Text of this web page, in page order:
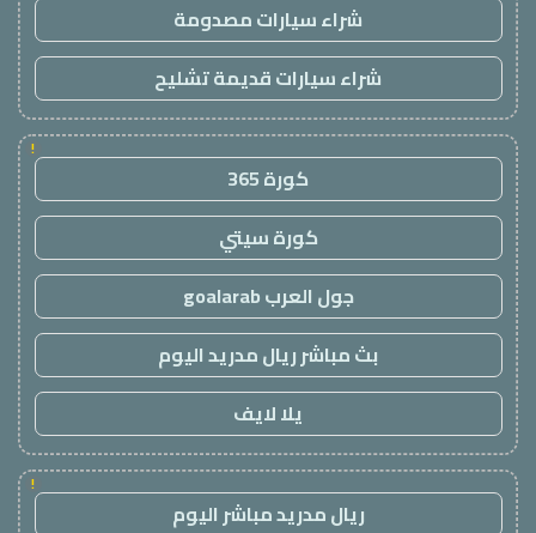
شراء سيارات مصدومة
شراء سيارات قديمة تشليح
!
كورة 365
كورة سيتي
جول العرب goalarab
بث مباشر ريال مدريد اليوم
يلا لايف
!
ريال مدريد مباشر اليوم